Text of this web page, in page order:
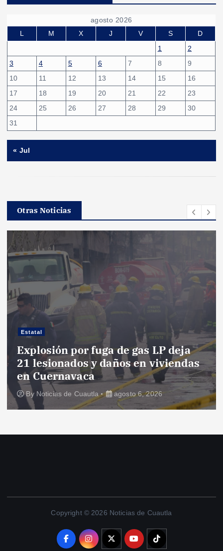
agosto 2026
L
M X J V S
D
1
2
3
4 5 6 7 8
9
10
11 12 13 14 15
16
17
18 19 20 21 22
23
24
25 26 27 28 29
30
31
« Jul
Otras Noticias
Estatal
Explosión por fuga de gas LP deja
21 lesionados y daños en viviendas
en Cuernavaca
By Noticias de Cuautla agosto 6, 2026
Copyright © 2026 Noticias de Cuautla